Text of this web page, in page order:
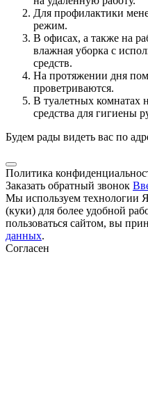
Для профилактики
режим.
В офисах, а также на
влажная уборка с
средств.
На протяжении дня
проветриваются.
В туалетных комнатах
средства для гигиены
Будем рады видеть вас по
Политика
Заказать обратный звонок
Мы используем технологии
(куки) для более удобной
пользоваться сайтом, вы
данных.
Согласен